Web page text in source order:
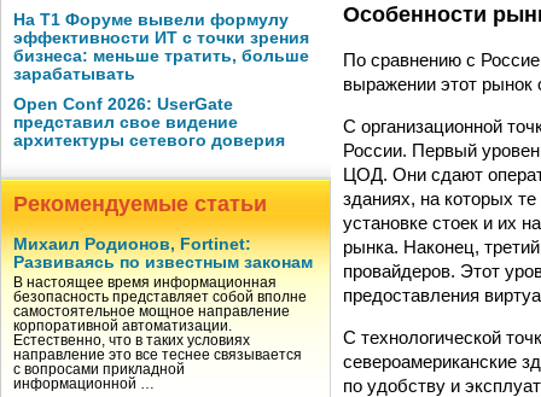
На Т1 Форуме вывели формулу
эффективности ИТ с точки зрения
бизнеса: меньше тратить, больше
зарабатывать
Open Conf 2026: UserGate
представил свое видение
архитектуры сетевого доверия
Рекомендуемые статьи
Михаил Родионов, Fortinet:
Развиваясь по известным законам
В настоящее время информационная
безопасность представляет собой вполне
самостоятельное мощное направление
корпоративной автоматизации.
Естественно, что в таких условиях
направление это все теснее связывается
с вопросами прикладной
информационной …
Особенности
По сравнению с
выражении этот рынок
С организационной
России. Первый
ЦОД. Они сдают
зданиях, на которых
установке стоек и их
рынка. Наконец,
провайдеров. Этот
предоставления
С технологической
североамериканские
по удобству и